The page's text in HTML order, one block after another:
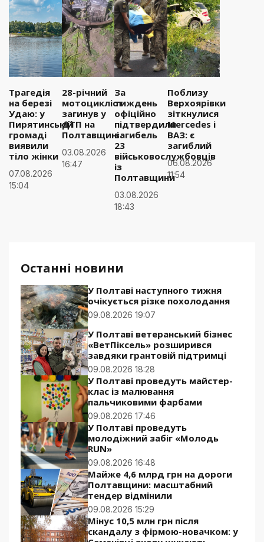
Останні новини
У Полтаві наступного тижня
очікується різке похолодання
09.08.2026 19:07
У Полтаві ветеранський бізнес
«ВетПіксель» розширився
завдяки грантовій підтримці
09.08.2026 18:28
У Полтаві проведуть майстер-
клас із малювання
пальчиковими фарбами
09.08.2026 17:46
У Полтаві проведуть
молодіжний забіг «Молодь
RUN»
09.08.2026 16:48
Майже 4,6 млрд грн на дороги
Полтавщини: масштабний
тендер відмінили
09.08.2026 15:29
Мінус 10,5 млн грн після
скандалу з фірмою-новачком: у
Трагедія
на березі
Удаю: у
Пирятинській
громаді
виявили
тіло жінки
07.08.2026
15:04
28-річний
мотоцикліст
загинув у
ДТП на
Полтавщині
03.08.2026
16:47
За
тиждень
офіційно
підтвердили
загибель
23
військовослужбовців
із
Полтавщини
03.08.2026
18:43
Поблизу
Верхоярівки
зіткнулися
Mercedes і
ВАЗ: є
загиблий
06.08.2026
11:54